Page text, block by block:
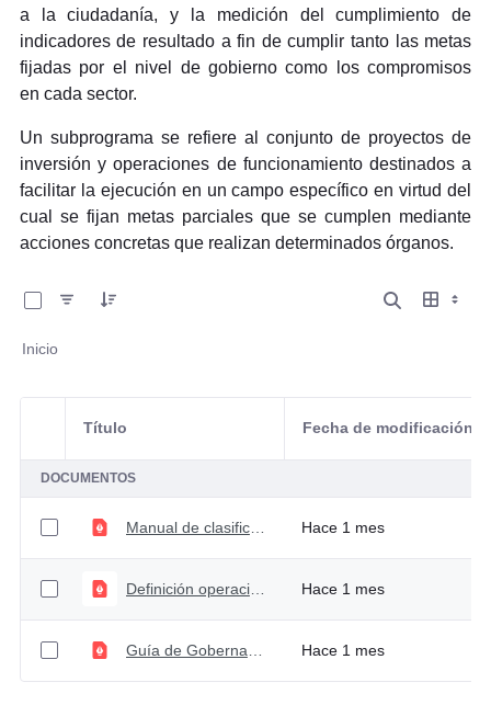
a la ciudadanía, y la medición del cumplimiento de
indicadores de resultado a fin de cumplir tanto las metas
fijadas por el nivel de gobierno como los compromisos
en cada sector.
Un subprograma se refiere al conjunto de proyectos de
inversión y operaciones de funcionamiento destinados a
facilitar la ejecución en un campo específico en virtud del
cual se fijan metas parciales que se cumplen mediante
acciones concretas que realizan determinados órganos.
Inicio
Selección del elemento
Título Fecha de modificación
DOCUMENTOS
Manual de clasificación programática Hace 1 mes
Definición operaciones de funcionamiento Hace 1 mes
Hace 1 mes